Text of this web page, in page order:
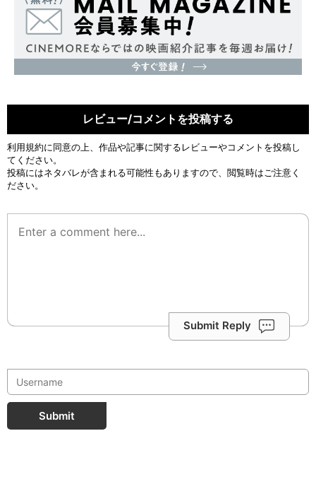
レビュー/コメントを投稿する
利用規約に同意の上、作品や記事に関するレビューやコメントを投稿し
てください。
投稿にはネタバレが含まれる可能性もありますので、閲覧時はご注意く
ださい。
Submit Reply
Submit